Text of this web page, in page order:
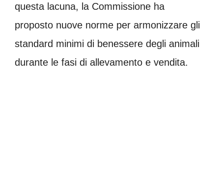
questa lacuna, la Commissione ha
proposto nuove norme per armonizzare gli
standard minimi di benessere degli animali
durante le fasi di allevamento e vendita.